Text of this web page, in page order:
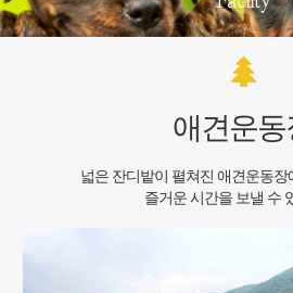
애견운동
넓은 잔디밭이 펼쳐진 애견운동장
즐거운 시간을 보낼 수